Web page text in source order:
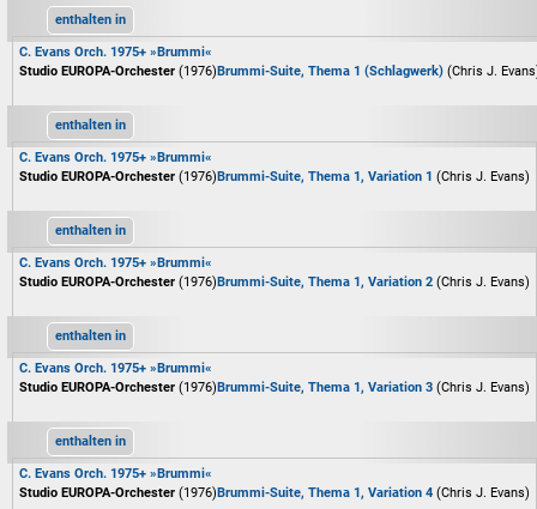
enthalten in
C. Evans Orch. 1975+ »Brummi«
Studio EUROPA-Orchester (1976)Brummi-Suite, Thema 1 (Schlagwerk) (Chris J.
enthalten in
C. Evans Orch. 1975+ »Brummi«
Studio EUROPA-Orchester (1976)Brummi-Suite, Thema 1, Variation 1 (Chris J. Evans)
enthalten in
C. Evans Orch. 1975+ »Brummi«
Studio EUROPA-Orchester (1976)Brummi-Suite, Thema 1, Variation 2 (Chris J. Evans)
enthalten in
C. Evans Orch. 1975+ »Brummi«
Studio EUROPA-Orchester (1976)Brummi-Suite, Thema 1, Variation 3 (Chris J. Evans)
enthalten in
C. Evans Orch. 1975+ »Brummi«
Studio EUROPA-Orchester (1976)Brummi-Suite, Thema 1, Variation 4 (Chris J. Evans)